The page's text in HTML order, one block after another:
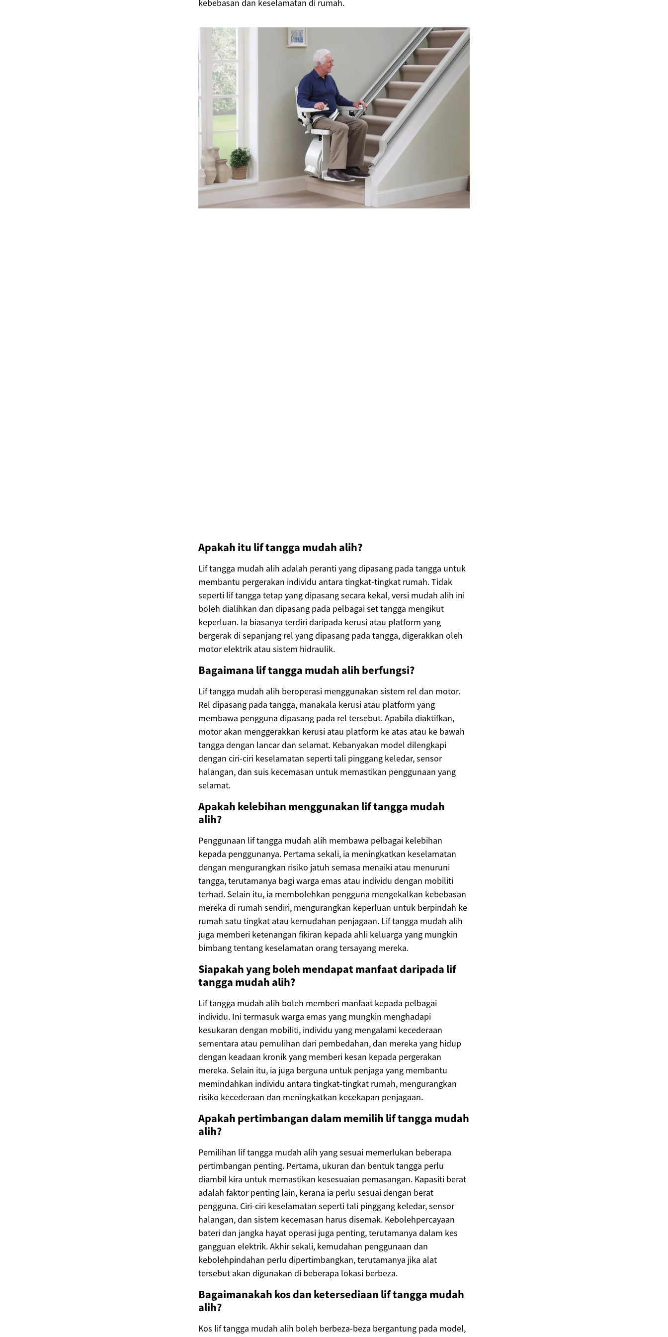
kebebasan dan keselamatan di rumah.
Apakah itu lif tangga mudah alih?
Lif tangga mudah alih adalah peranti yang dipasang pada tangga untuk
membantu pergerakan individu antara tingkat-tingkat rumah. Tidak
seperti lif tangga tetap yang dipasang secara kekal, versi mudah alih ini
boleh dialihkan dan dipasang pada pelbagai set tangga mengikut
keperluan. Ia biasanya terdiri daripada kerusi atau platform yang
bergerak di sepanjang rel yang dipasang pada tangga, digerakkan oleh
motor elektrik atau sistem hidraulik.
Bagaimana lif tangga mudah alih berfungsi?
Lif tangga mudah alih beroperasi menggunakan sistem rel dan motor.
Rel dipasang pada tangga, manakala kerusi atau platform yang
membawa pengguna dipasang pada rel tersebut. Apabila diaktifkan,
motor akan menggerakkan kerusi atau platform ke atas atau ke bawah
tangga dengan lancar dan selamat. Kebanyakan model dilengkapi
dengan ciri-ciri keselamatan seperti tali pinggang keledar, sensor
halangan, dan suis kecemasan untuk memastikan penggunaan yang
selamat.
Apakah kelebihan menggunakan lif tangga mudah
alih?
Penggunaan lif tangga mudah alih membawa pelbagai kelebihan
kepada penggunanya. Pertama sekali, ia meningkatkan keselamatan
dengan mengurangkan risiko jatuh semasa menaiki atau menuruni
tangga, terutamanya bagi warga emas atau individu dengan mobiliti
terhad. Selain itu, ia membolehkan pengguna mengekalkan kebebasan
mereka di rumah sendiri, mengurangkan keperluan untuk berpindah ke
rumah satu tingkat atau kemudahan penjagaan. Lif tangga mudah alih
juga memberi ketenangan fikiran kepada ahli keluarga yang mungkin
bimbang tentang keselamatan orang tersayang mereka.
Siapakah yang boleh mendapat manfaat daripada lif
tangga mudah alih?
Lif tangga mudah alih boleh memberi manfaat kepada pelbagai
individu. Ini termasuk warga emas yang mungkin menghadapi
kesukaran dengan mobiliti, individu yang mengalami kecederaan
sementara atau pemulihan dari pembedahan, dan mereka yang hidup
dengan keadaan kronik yang memberi kesan kepada pergerakan
mereka. Selain itu, ia juga berguna untuk penjaga yang membantu
memindahkan individu antara tingkat-tingkat rumah, mengurangkan
risiko kecederaan dan meningkatkan kecekapan penjagaan.
Apakah pertimbangan dalam memilih lif tangga mudah
alih?
Pemilihan lif tangga mudah alih yang sesuai memerlukan beberapa
pertimbangan penting. Pertama, ukuran dan bentuk tangga perlu
diambil kira untuk memastikan kesesuaian pemasangan. Kapasiti berat
adalah faktor penting lain, kerana ia perlu sesuai dengan berat
pengguna. Ciri-ciri keselamatan seperti tali pinggang keledar, sensor
halangan, dan sistem kecemasan harus disemak. Kebolehpercayaan
bateri dan jangka hayat operasi juga penting, terutamanya dalam kes
gangguan elektrik. Akhir sekali, kemudahan penggunaan dan
kebolehpindahan perlu dipertimbangkan, terutamanya jika alat
tersebut akan digunakan di beberapa lokasi berbeza.
Bagaimanakah kos dan ketersediaan lif tangga mudah
alih?
Kos lif tangga mudah alih boleh berbeza-beza bergantung pada model,